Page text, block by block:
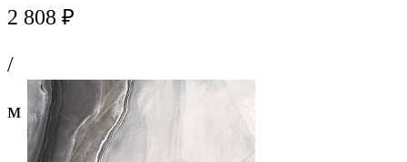
2 808 ₽
/
м